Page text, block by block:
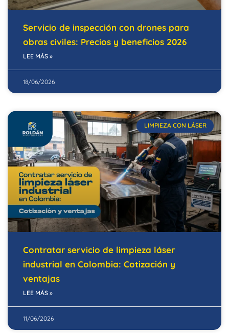
Servicio de inspección con drones para
obras civiles: Precios y beneficios 2026
LEE MÁS »
18/06/2026
LIMPIEZA CON LÁSER
Contratar servicio de limpieza láser
industrial en Colombia: Cotización y
ventajas
LEE MÁS »
11/06/2026